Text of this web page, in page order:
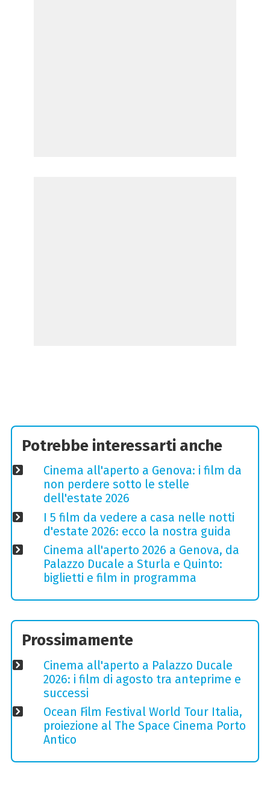
Potrebbe interessarti anche
Cinema all'aperto a Genova: i film da
non perdere sotto le stelle
dell'estate 2026
I 5 film da vedere a casa nelle notti
d'estate 2026: ecco la nostra guida
Cinema all'aperto 2026 a Genova, da
Palazzo Ducale a Sturla e Quinto:
biglietti e film in programma
Prossimamente
Cinema all'aperto a Palazzo Ducale
2026: i film di agosto tra anteprime e
successi
Ocean Film Festival World Tour Italia,
proiezione al The Space Cinema Porto
Antico